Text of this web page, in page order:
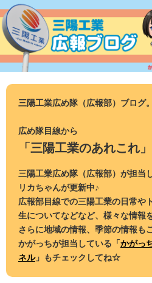
ン
テ
ツ
三陽工業広め隊（広報部）ブログ。
広め隊目線から
「三陽工業のあれこれ」
三陽工業広め隊（広報部）が担当
リカちゃんが更新中♪
広報部目線での三陽工業の日常や
生についてなどなど、様々な情報
さらに地域の情報、季節の情報も
かがっちが担当している「かがっ
ネル」もチェックしてね☆